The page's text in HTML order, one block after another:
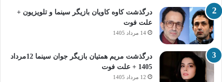
درگذشت کاوه کاویان بازیگر سینما و تلویزیون +
علت فوت
14 مرداد 1405
درگذشت مریم همتیان بازیگر جوان سینما 12مرداد
1405 + علت فوت
12 مرداد 1405